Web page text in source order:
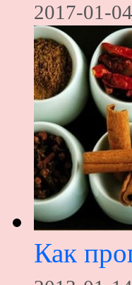
2017-01-
Как